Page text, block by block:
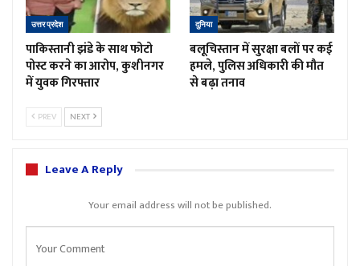
उत्तर प्रदेश
पाकिस्तानी झंडे के साथ फोटो
पोस्ट करने का आरोप, कुशीनगर
में युवक गिरफ्तार
दुनिया
बलूचिस्तान में सुरक्षा बलों पर कई
हमले, पुलिस अधिकारी की मौत
से बढ़ा तनाव
PREV NEXT
Leave A Reply
Your email address will not be published.